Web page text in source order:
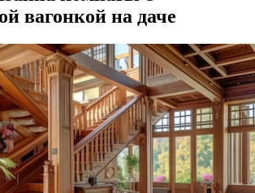
вагонкой на даче